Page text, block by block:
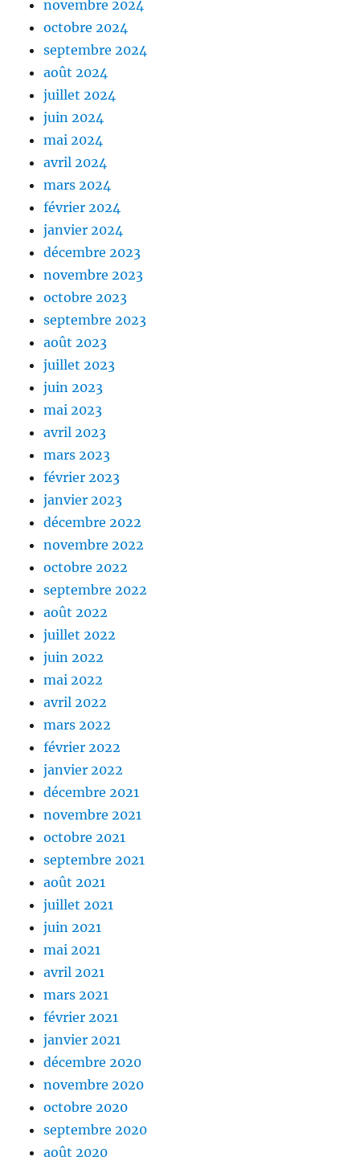
novembre 2024
octobre 2024
septembre 2024
août 2024
juillet 2024
juin 2024
mai 2024
avril 2024
mars 2024
février 2024
janvier 2024
décembre 2023
novembre 2023
octobre 2023
septembre 2023
août 2023
juillet 2023
juin 2023
mai 2023
avril 2023
mars 2023
février 2023
janvier 2023
décembre 2022
novembre 2022
octobre 2022
septembre 2022
août 2022
juillet 2022
juin 2022
mai 2022
avril 2022
mars 2022
février 2022
janvier 2022
décembre 2021
novembre 2021
octobre 2021
septembre 2021
août 2021
juillet 2021
juin 2021
mai 2021
avril 2021
mars 2021
février 2021
janvier 2021
décembre 2020
novembre 2020
octobre 2020
septembre 2020
août 2020